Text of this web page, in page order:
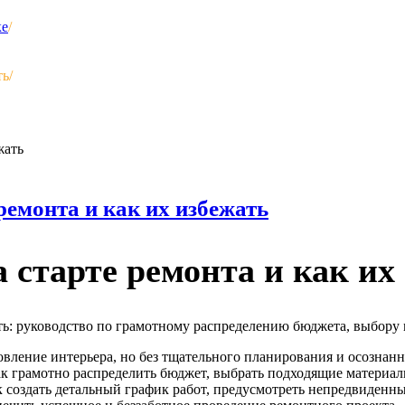
/
/
и как их избежать
ремонта и как их
по грамотному распределению бюджета,
интерьера, но без тщательного планирования и
грамотно распределить бюджет, выбрать подходящие
детальный график работ, предусмотреть